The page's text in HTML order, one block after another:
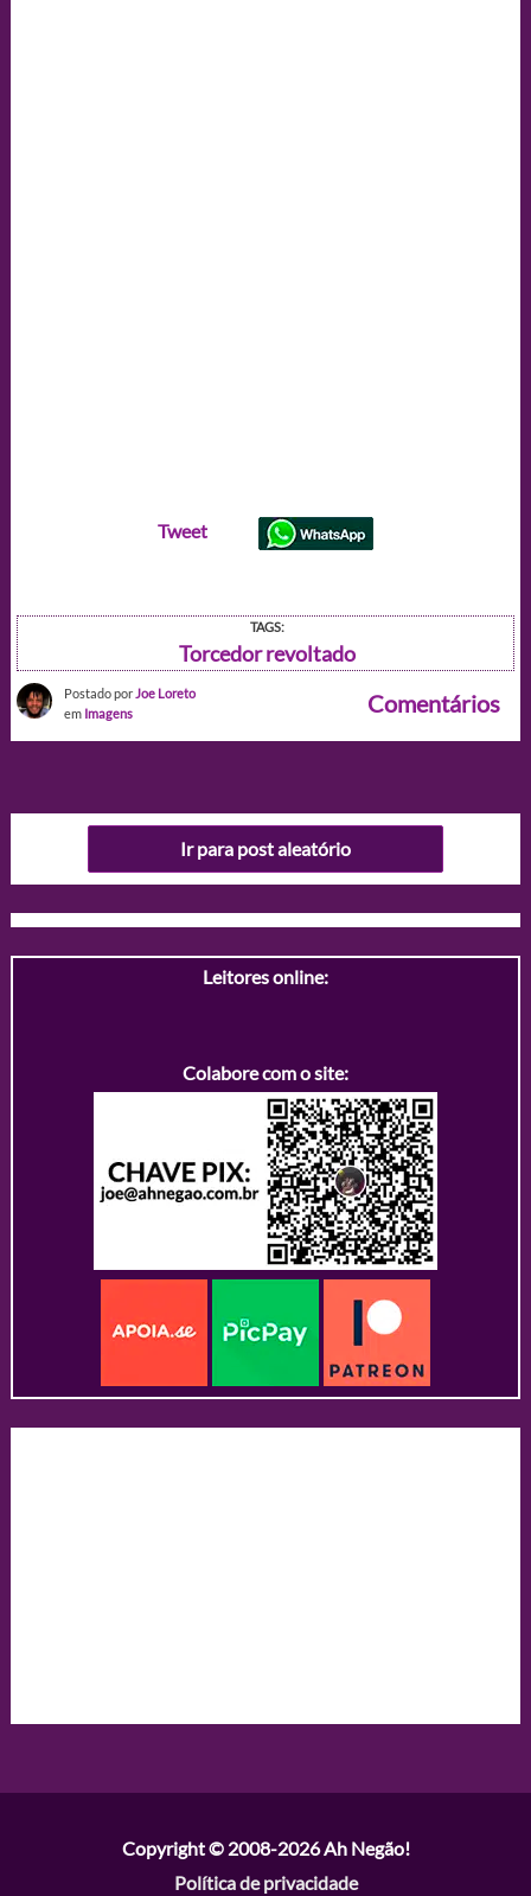
Tweet
TAGS:
Torcedor revoltado
Postado por Joe Loreto
em Imagens Comentários
Ir para post aleatório
Leitores online:
Colabore com o site:
Copyright © 2008-2026Ah Negão!
Política de privacidade